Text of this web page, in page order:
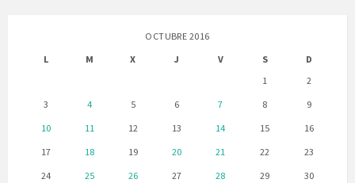
OCTUBRE 2016
L
M X J V S
D
1
2
3
4 5 6 7 8
9
10
11 12 13 14 15
16
17
18 19 20 21 22
23
24
25 26 27 28 29
30